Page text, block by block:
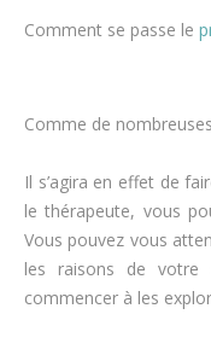
Comment se passe le
Comme de
Il s’agira en effet de
le thérapeute, vous
Vous pouvez vous
les raisons de votre
commencer à les